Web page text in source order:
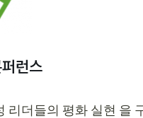
런스
더들의 평화 실현 을